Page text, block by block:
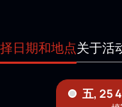
日期和地点关于活